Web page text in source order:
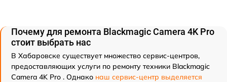
Почему для ремонта Blackmagic Camera 4K Pro
стоит выбрать нас
В Хабаровске существует множество сервис-центров,
предоставляющих услуги по ремонту техники Blackmagic
Camera 4K Pro . Однако наш сервис-центр выделяется